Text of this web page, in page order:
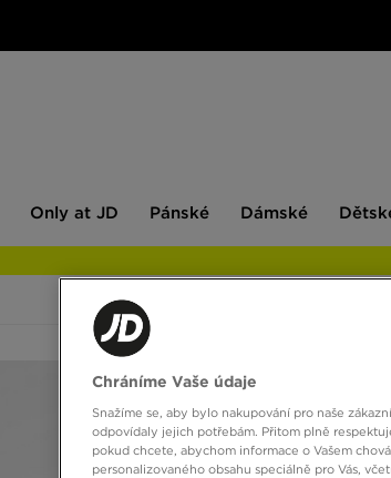
JD
Only at JD Pánské Dámské
Chráníme Vaše údaje
Snažíme se, aby bylo nakupování pro naše
odpovídaly jejich potřebám. Přitom plně
pokud chcete, abychom informace o Vašem
personalizovaného obsahu speciálně pro Vás,